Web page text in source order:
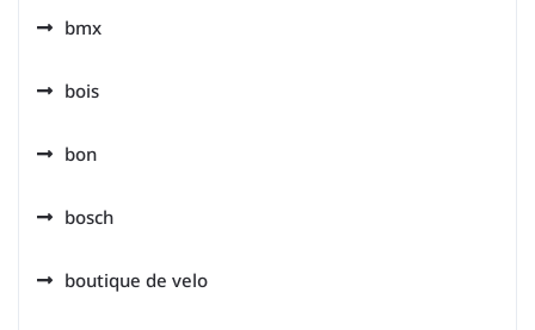
bmx
bois
bon
bosch
boutique de velo